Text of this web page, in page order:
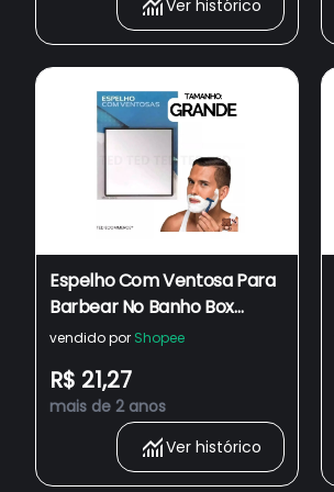
Ver histórico
Espelho Com Ventosa Para
Barbear No Banho Box
Maquiagem Novo
vendido por Shopee
R$ 21,27
mais de 2 anos
Ver histórico